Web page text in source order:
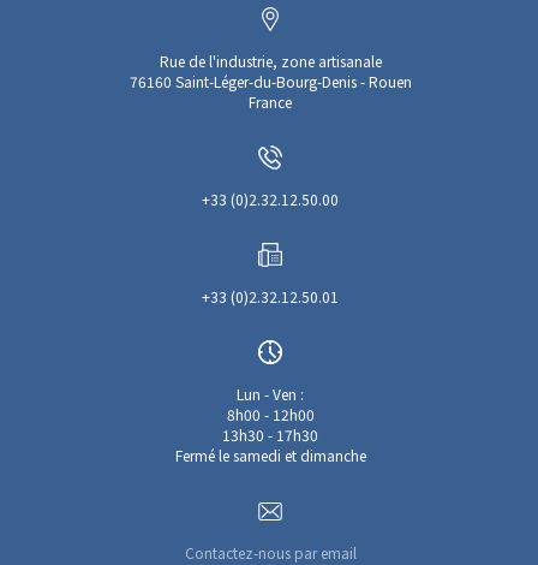
Rue de l'industrie, zone artisanale
76160 Saint-Léger-du-Bourg-Denis - Rouen
France
+33 (0)2.32.12.50.00
+33 (0)2.32.12.50.01
Lun - Ven :
8h00 - 12h00
13h30 - 17h30
Fermé le samedi et dimanche
Contactez-nous par email